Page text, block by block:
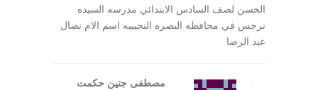
الحسن لصف السادس الابتدائي مدرسه السيده
نرجس في محافظه البصره النجيبيه اسم الام نضال
عبد الرضا
مصطفى جتين حكمت